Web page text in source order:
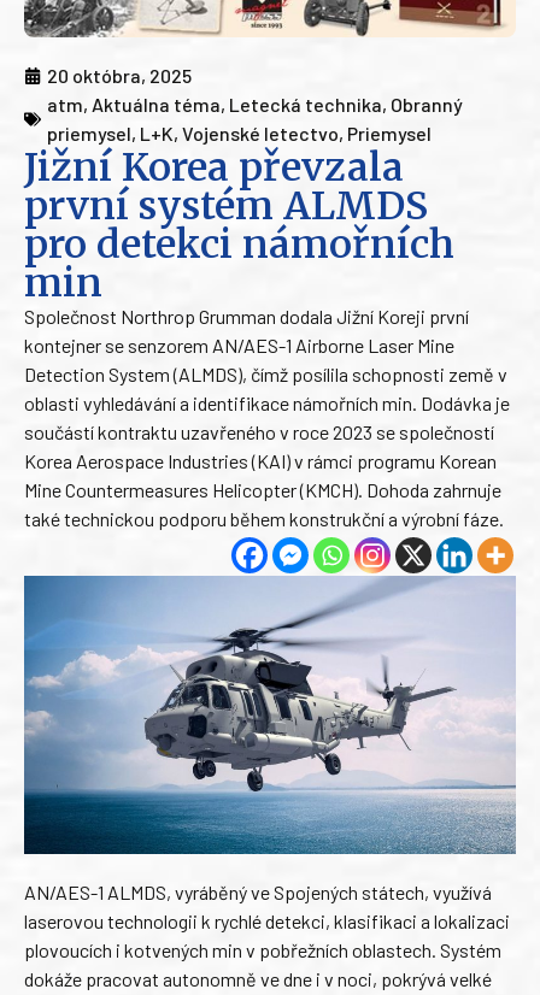
20 októbra, 2025
atm, Aktuálna téma, Letecká technika, Obranný
priemysel, L+K, Vojenské letectvo, Priemysel
Jižní Korea převzala
první systém ALMDS
pro detekci námořních
min
Společnost Northrop Grumman dodala Jižní Koreji první
kontejner se senzorem AN/AES-1 Airborne Laser Mine
Detection System (ALMDS), čímž posílila schopnosti země v
oblasti vyhledávání a identifikace námořních min. Dodávka je
součástí kontraktu uzavřeného v roce 2023 se společností
Korea Aerospace Industries (KAI) v rámci programu Korean
Mine Countermeasures Helicopter (KMCH). Dohoda zahrnuje
také technickou podporu během konstrukční a výrobní fáze.
AN/AES-1 ALMDS, vyráběný ve Spojených státech, využívá
laserovou technologii k rychlé detekci, klasifikaci a lokalizaci
plovoucích i kotvených min v pobřežních oblastech. Systém
dokáže pracovat autonomně ve dne i v noci, pokrývá velké